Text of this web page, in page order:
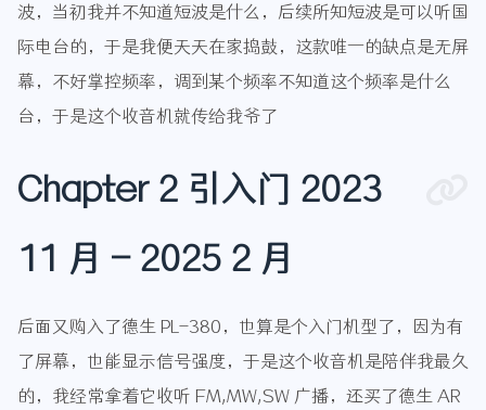
波，当初我并不知道短波是什么，后续所知短波是可以听国
际电台的，于是我便天天在家捣鼓，这款唯一的缺点是无屏
幕，不好掌控频率，调到某个频率不知道这个频率是什么
台，于是这个收音机就传给我爷了
Chapter 2 引入门 2023
11 月 - 2025 2 月
后面又购入了德生 PL-380，也算是个入门机型了，因为有
了屏幕，也能显示信号强度，于是这个收音机是陪伴我最久
的，我经常拿着它收听 FM,MW,SW 广播，还买了德生 AR